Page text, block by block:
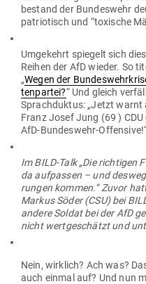
be­stand der Bun­deswehr
patrio­tisch und “toxische
Umge­kehrt spiegelt sich
Reihen der AfD wieder. So
„Wegen der
ten­partei?“ Und gleich
Sprach­duktus: „Jetzt
Franz Josef Jung (69 )
AfD-Bun­deswehr-
Im BILD-Talk „Die rich­tigen
da auf­passen – und
rungen kommen.“ Zuvor
Markus Söder (CSU) bei
andere Soldat bei der AfD
nicht wert­ge­schätzt und
Nein, wirklich? Ach was?
auch einmal auf? Und nun